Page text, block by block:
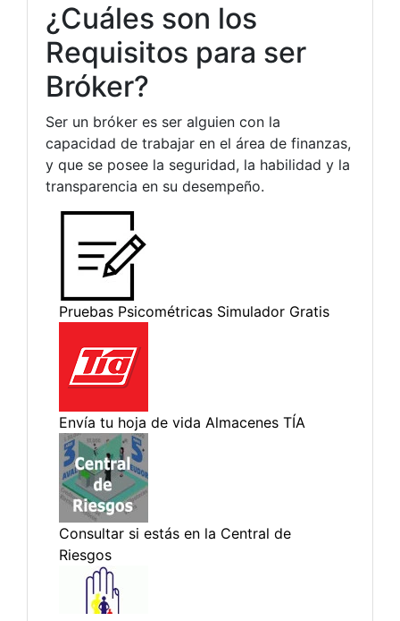
¿Cuáles son los
Requisitos para ser
Bróker?
Ser un bróker es ser alguien con la
capacidad de trabajar en el área de finanzas,
y que se posee la seguridad, la habilidad y la
transparencia en su desempeño.